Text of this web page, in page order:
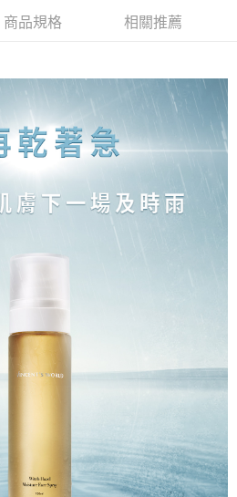
，表示未達大哥付你分期系統評分，恕無
擇「超商條碼／台灣大直營門市／銀行轉
等通路繳費。
限公司」（以下簡稱本公司）所提供，讓
約使用本公司帳單繳交帳款。
期」之契約關係目的，商店將以您的個人
需資料之確認、核對及更正。
卡、不需儲值。
證，即可結帳。
】
享後付」後，將跳轉至「AFTEE先享後付」
額後，即可完成結帳。
繳費通知簡訊。
，點擊此簡訊中的連結，可透過四大超商／
付款，方視為交易完成。
立刻繳費，但若您需要取消訂單，請聯絡
消之訂單仍視為有效，需透過AFTEE先享
support/home
提供之「AFTEE先享後付」服務完成之交
。
覽以下網址：
定代理人或監護人之同意方可使用
，將依據個別帳號之用戶狀況，依本公司即
仍有額度不足之情形，本公司將視審查結果
他人資訊註冊。若發現惡意使用之情形，
以上)免運費
以上)免運費
以上)免運費
以上)免運費
以上)免運費
上)免運費
以上)免運費
商品規格 相關推薦